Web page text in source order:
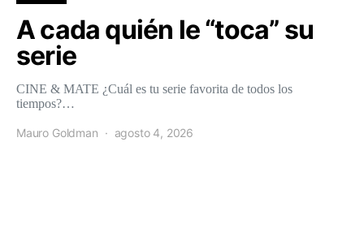
A cada quién le “toca” su
serie
CINE & MATE ¿Cuál es tu serie favorita de todos los
tiempos?…
Mauro Goldman agosto 4, 2026